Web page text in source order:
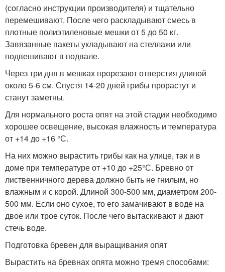
(согласно инструкции производителя) и тщательно
перемешивают. После чего раскладывают смесь в
плотные полиэтиленовые мешки от 5 до 50 кг.
Завязанные пакеты укладывают на стеллажи или
подвешивают в подвале.
Через три дня в мешках прорезают отверстия длиной
около 5-6 см. Спустя 14-20 дней грибы прорастут и
станут заметны.
Для нормального роста опят на этой стадии необходимо
хорошее освещение, высокая влажность и температура
от +14 до +16 °С.
На них можно вырастить грибы как на улице, так и в
доме при температуре от +10 до +25°С. Бревно от
лиственничного дерева должно быть не гнилым, но
влажным и с корой. Длиной 300-500 мм, диаметром 200-
500 мм. Если оно сухое, то его замачивают в воде на
двое или трое суток. После чего вытаскивают и дают
стечь воде.
Подготовка бревен для выращивания опят
Вырастить на бревнах опята можно тремя способами: